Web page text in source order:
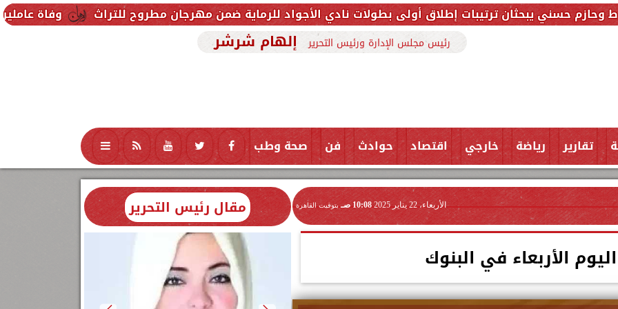
وفاة عاملين متأثرين ترتيبات إطلاق أولى بطولات نادي الأجواد للرماية ضمن مهرجان مطروح للتراث
رئيس مجلس الإدارة ورئيس التحرير إلهام شرشر
تقارير رياضة خارجي اقتصاد حوادث فن صحة وطب تكنولوجيا منوعات محافظات
الأربعاء، 22 يناير 2025 10:08 صـ بتوقيت القاهرة
الأربعاء في البنوك
مقال رئيس التحرير